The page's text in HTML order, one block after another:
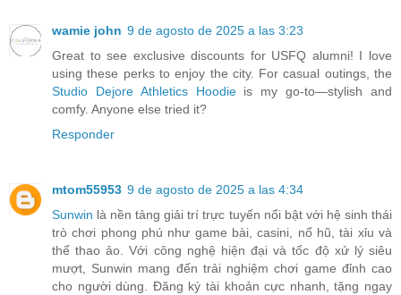
wamie john 9 de agosto de 2025 a las 3:23
Great to see exclusive discounts for USFQ alumni! I love
using these perks to enjoy the city. For casual outings, the
Studio Dejore Athletics Hoodieis my go-to—stylish and
comfy. Anyone else tried it?
Responder
mtom55953 9 de agosto de 2025 a las 4:34
Sunwin là nền tảng giải trí trực tuyến nổi bật với hệ sinh thái
trò chơi phong phú như game bài, casini, nổ hũ, tài xỉu và
thể thao ảo. Với công nghệ hiện đại và tốc độ xử lý siêu
mượt, Sunwin mang đến trải nghiệm chơi game đỉnh cao
cho người dùng. Đăng ký tài khoản cực nhanh, tặng ngay